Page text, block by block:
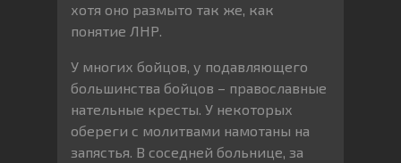
хотя оно размыто так же, как
понятие ЛНР.
У многих бойцов, у подавляющего
большинства бойцов – православные
нательные кресты. У некоторых
обереги с молитвами намотаны на
запястья. В соседней больнице, за